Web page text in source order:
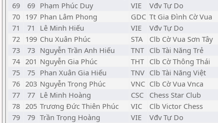
69
69 Phạm Phúc Duy VIE
Vđv Tự Do
70 197 Phan Lâm Phong GDC Tt Gia Đình Cờ Vua
71
71 Lê Minh Hiếu VIE
Vđv Tự Do
72 199 Chu Xuân Phúc STA
Clb Cờ Vua Sơn Tây
73
73 Nguyễn Trần Anh Hiếu TNT Clb Tài Năng Trẻ
74 201 Nguyễn Gia Phúc THT Clb Cờ Thông Thái
75
75 Phan Xuân Gia Hiếu TNV Clb Tài Năng Việt
76 203 Nguyễn Trọng Phúc VNC Clb Cờ Vua Vnca
77
77 Lê Minh Hoàng CSC
Chess Star Club
78 205 Trương Đức Thiên Phúc VIC
Clb Victor Chess
79
79 Trần Trọng Hoàng VIE
Vđv Tự Do